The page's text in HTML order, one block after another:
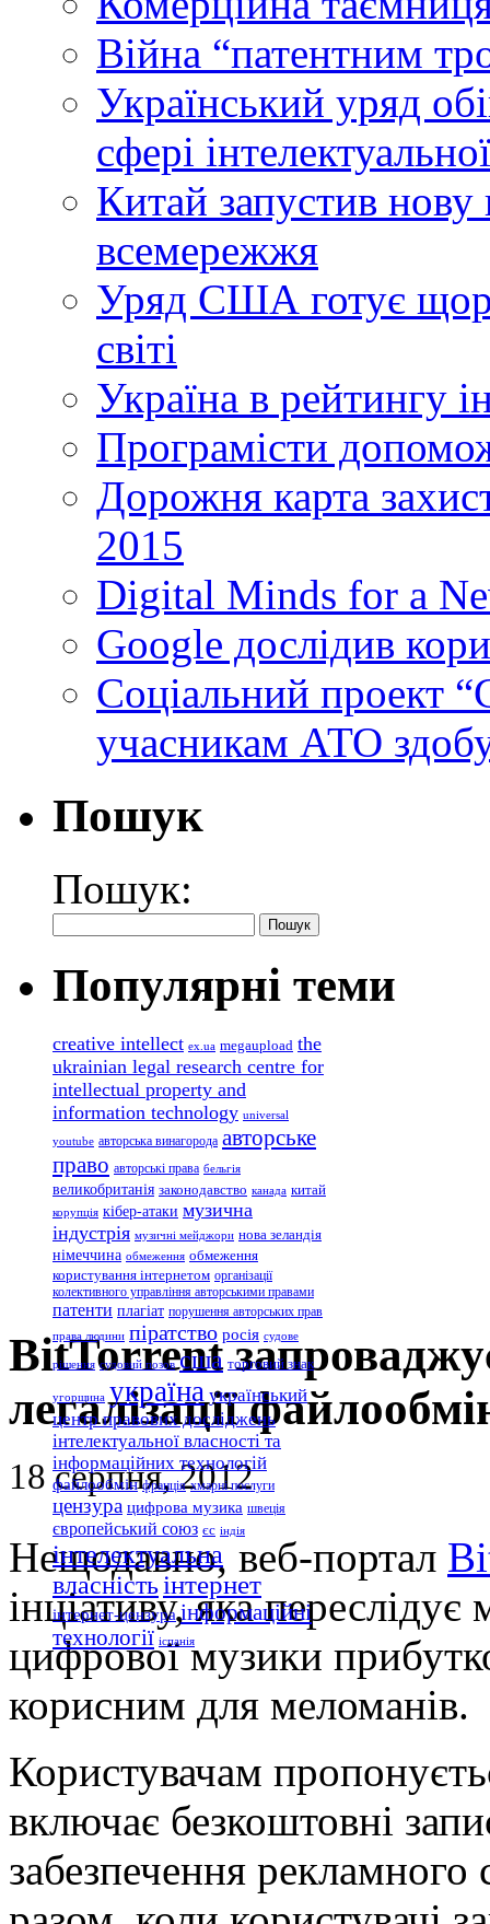
Війна “патентним
Український уряд
сфері
Китай запустив
всемережжя
Уряд США готує
світі
Україна в рейтингу
Програмісти
Дорожня карта
2015
Digital Minds for a
Google дослідив
Cоціальний проект
учасникам АТО
Пошук
Пошук:
Популярні теми
creative intellect ex.ua megaupload the
ukrainian legal research centre for
intellectual property and
information technology universal
youtube авторська винагорода авторське
право авторські права бельгія
великобританія законодавство канада китай
корупція кібер-атаки музична
індустрія музичні мейджори нова зеландія
німеччина обмеження обмеження
користування інтернетом організації
колективного управління авторськими правами
патенти плагіат порушення авторських прав
права людини піратство росія судове
рішення судовий позов сша торговий знак
угорщина україна український
центр правових досліджень
інтелектуальної власності та
інформаційних технологій
файлообмін франція хмарні послуги
цензура цифрова музика швеція
європейський союз єс індія
інтелектуальна
власністьінтернет
інтернет-цензура інформаційні
технології іспанія
BitTorrent
легалізації
18 серпня, 2012
Нещодавно, веб-портал
інціативу, яка
цифрової музики
корисним для меломанів.
Користувачам
включає безкоштовні
забезпечення